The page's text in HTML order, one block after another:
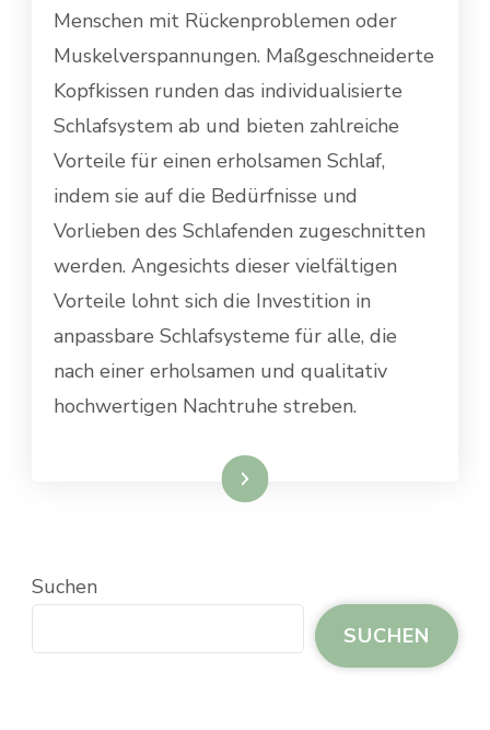
Menschen mit Rückenproblemen oder
Muskelverspannungen. Maßgeschneiderte
Kopfkissen runden das individualisierte
Schlafsystem ab und bieten zahlreiche
Vorteile für einen erholsamen Schlaf,
indem sie auf die Bedürfnisse und
Vorlieben des Schlafenden zugeschnitten
werden. Angesichts dieser vielfältigen
Vorteile lohnt sich die Investition in
anpassbare Schlafsysteme für alle, die
nach einer erholsamen und qualitativ
hochwertigen Nachtruhe streben.
Weiterlesen
Suchen
SUCHEN